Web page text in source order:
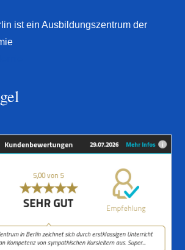
ist ein Ausbildungszentrum der